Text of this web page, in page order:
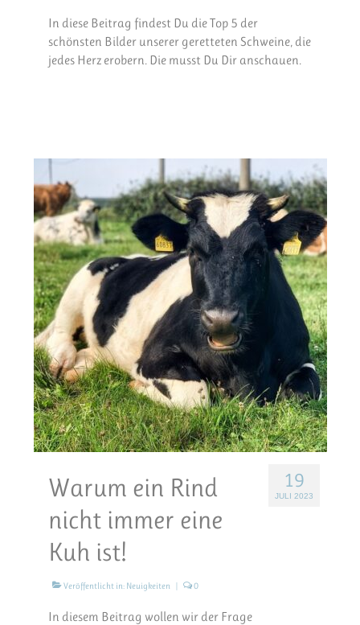
In diese Beitrag findest Du die Top 5 der
schönsten Bilder unserer geretteten Schweine, die
jedes Herz erobern. Die musst Du Dir anschauen.
19
JULI 2023
Warum ein Rind
nicht immer eine
Kuh ist!
Veröffentlicht in: Neuigkeiten | 0
In diesem Beitrag wollen wir der Frage